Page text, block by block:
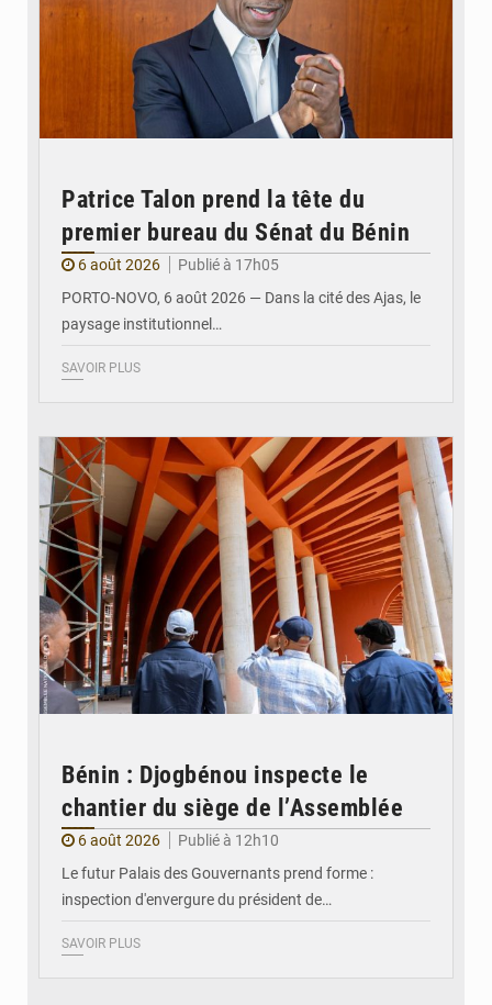
Patrice Talon prend la tête du
premier bureau du Sénat du Bénin
6 août 2026
Publié à 17h05
PORTO-NOVO, 6 août 2026 — Dans la cité des Ajas, le
paysage institutionnel…
SAVOIR PLUS
Bénin : Djogbénou inspecte le
chantier du siège de l’Assemblée
6 août 2026
Publié à 12h10
Le futur Palais des Gouvernants prend forme :
inspection d'envergure du président de…
SAVOIR PLUS